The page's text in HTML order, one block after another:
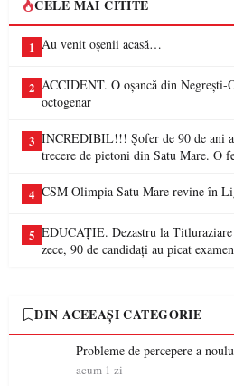
CELE MAI CITITE
1 Au venit oșenii acasă…
2 ACCIDENT. O oșancă din Negrești-
octogenar
3 INCREDIBIL!!! Șofer de 90 de ani
trecere de pietoni din Satu Mare. O
4 CSM Olimpia Satu Mare revine în
5 EDUCAȚIE. Dezastru la
zece, 90 de candidați au picat
DIN ACEEAȘI CATEGORIE
Probleme de percepere a
acum 1 zi